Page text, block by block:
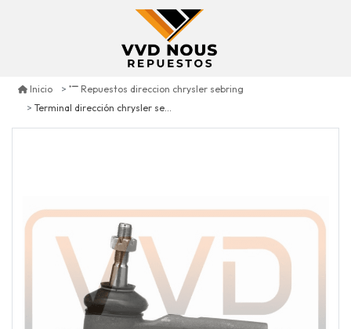
Inicio
Repuestos direccion chrysler sebring
Terminal dirección chrysler sebring 2.4 2007/2010